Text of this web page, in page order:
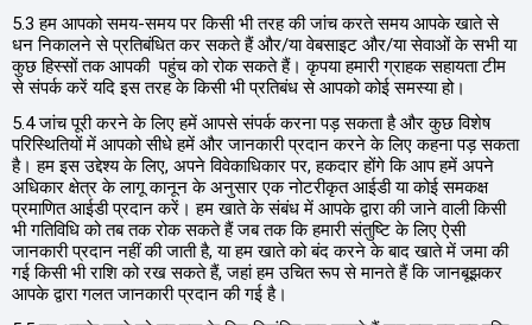
5.3 हम आपको समय-समय पर किसी भी तरह की जांच करते समय आपके खाते से
धन निकालने से प्रतिबंधित कर सकते हैं और/या वेबसाइट और/या सेवाओं के सभी या
कुछ हिस्सों तक आपकी पहुंच को रोक सकते हैं। कृपया हमारी ग्राहक सहायता टीम
से संपर्क करें यदि इस तरह के किसी भी प्रतिबंध से आपको कोई समस्या हो।
5.4 जांच पूरी करने के लिए हमें आपसे संपर्क करना पड़ सकता है और कुछ विशेष
परिस्थितियों में आपको सीधे हमें और जानकारी प्रदान करने के लिए कहना पड़ सकता
है। हम इस उद्देश्य के लिए, अपने विवेकाधिकार पर, हकदार होंगे कि आप हमें अपने
अधिकार क्षेत्र के लागू कानून के अनुसार एक नोटरीकृत आईडी या कोई समकक्ष
प्रमाणित आईडी प्रदान करें। हम खाते के संबंध में आपके द्वारा की जाने वाली किसी
भी गतिविधि को तब तक रोक सकते हैं जब तक कि हमारी संतुष्टि के लिए ऐसी
जानकारी प्रदान नहीं की जाती है, या हम खाते को बंद करने के बाद खाते में जमा की
गई किसी भी राशि को रख सकते हैं, जहां हम उचित रूप से मानते हैं कि जानबूझकर
आपके द्वारा गलत जानकारी प्रदान की गई है।